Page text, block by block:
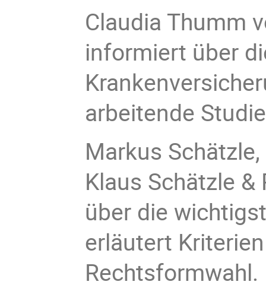
Claudia Thumm
informiert über
arbeitende
Markus
Klaus Schätzle
über die
erläutert
Rechtsformwahl.